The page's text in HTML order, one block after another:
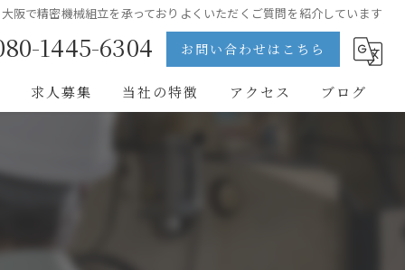
大阪で精密機械組立を承っておりよくいただくご質問を紹介しています
1445-6304 お問い合わせはこちら
求人募集 当社の特徴 アクセス ブログ